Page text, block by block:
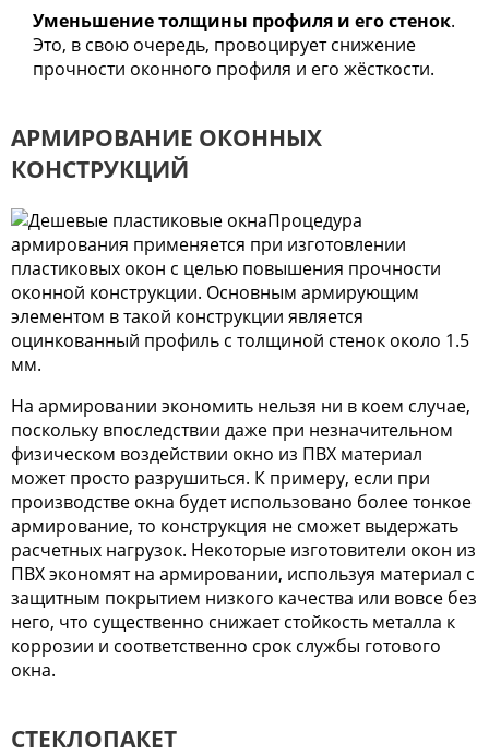
Уменьшение толщины профиля и его стенок.
Это, в свою очередь, провоцирует снижение
прочности оконного профиля и его жёсткости.
АРМИРОВАНИЕ ОКОННЫХ
КОНСТРУКЦИЙ
Процедура
армирования применяется при изготовлении
пластиковых окон с целью повышения прочности
оконной конструкции. Основным армирующим
элементом в такой конструкции является
оцинкованный профиль с толщиной стенок около 1.5
мм.
На армировании экономить нельзя ни в коем случае,
поскольку впоследствии даже при незначительном
физическом воздействии окно из ПВХ материал
может просто разрушиться. К примеру, если при
производстве окна будет использовано более тонкое
армирование, то конструкция не сможет выдержать
расчетных нагрузок. Некоторые изготовители окон из
ПВХ экономят на армировании, используя материал с
защитным покрытием низкого качества или вовсе без
него, что существенно снижает стойкость металла к
коррозии и соответственно срок службы готового
окна.
СТЕКЛОПАКЕТ